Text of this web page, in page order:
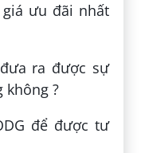
ưu đãi nhất
ra được sự
không ?
để được tư